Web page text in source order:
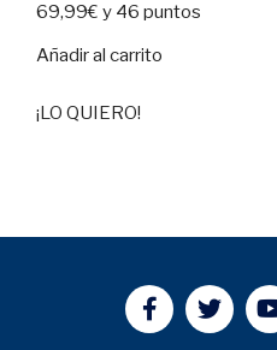
69,99€ y 46 puntos
Añadir al carrito
¡LO QUIERO!